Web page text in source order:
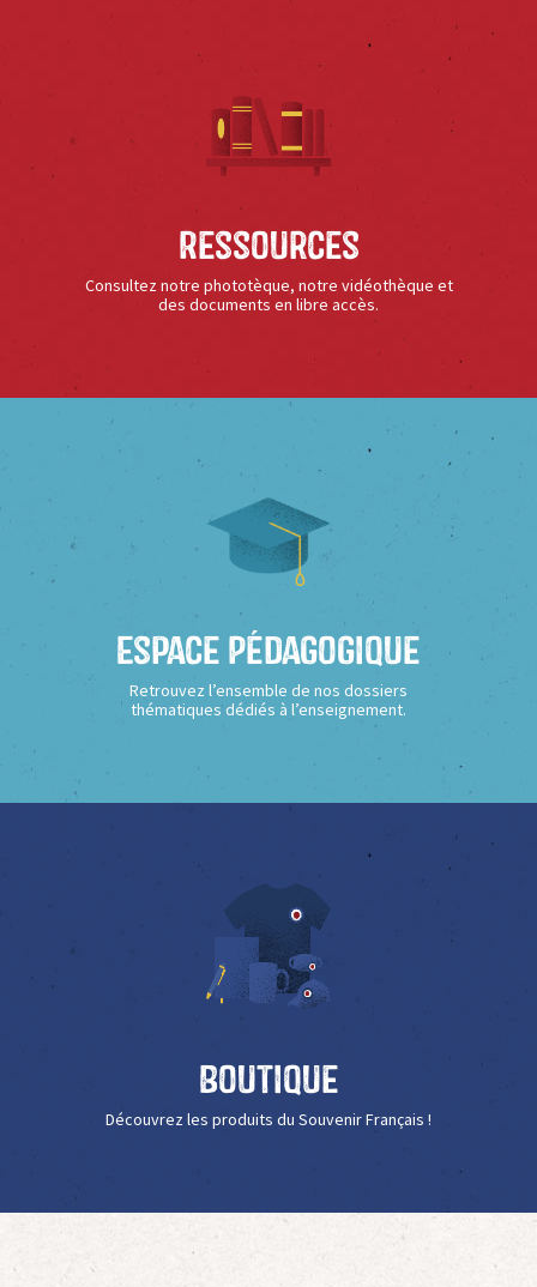
Ressources
Consultez notre phototèque, notre vidéothèque et
des documents en libre accès.
Espace Pédagogique
Retrouvez l’ensemble de nos dossiers
thématiques dédiés à l’enseignement.
Boutique
Découvrez les produits du Souvenir Français !